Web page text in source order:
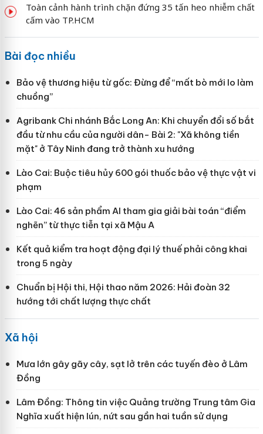
Toàn cảnh hành trình chặn đứng 35 tấn heo nhiễm chất
cấm vào TP.HCM
Bài đọc nhiều
Bảo vệ thương hiệu từ gốc: Đừng để “mất bò mới lo làm
chuồng”
Agribank Chi nhánh Bắc Long An: Khi chuyển đổi số bắt
đầu từ nhu cầu của người dân- Bài 2: "Xã không tiền
mặt" ở Tây Ninh đang trở thành xu hướng
Lào Cai: Buộc tiêu hủy 600 gói thuốc bảo vệ thực vật vi
phạm
Lào Cai: 46 sản phẩm AI tham gia giải bài toán “điểm
nghẽn” từ thực tiễn tại xã Mậu A
Kết quả kiểm tra hoạt động đại lý thuế phải công khai
trong 5 ngày
Chuẩn bị Hội thi, Hội thao năm 2026: Hải đoàn 32
hướng tới chất lượng thực chất
Xã hội
Mưa lớn gây gãy cây, sạt lở trên các tuyến đèo ở Lâm
Đồng
Lâm Đồng: Thông tin việc Quảng trường Trung tâm Gia
Nghĩa xuất hiện lún, nứt sau gần hai tuần sử dụng